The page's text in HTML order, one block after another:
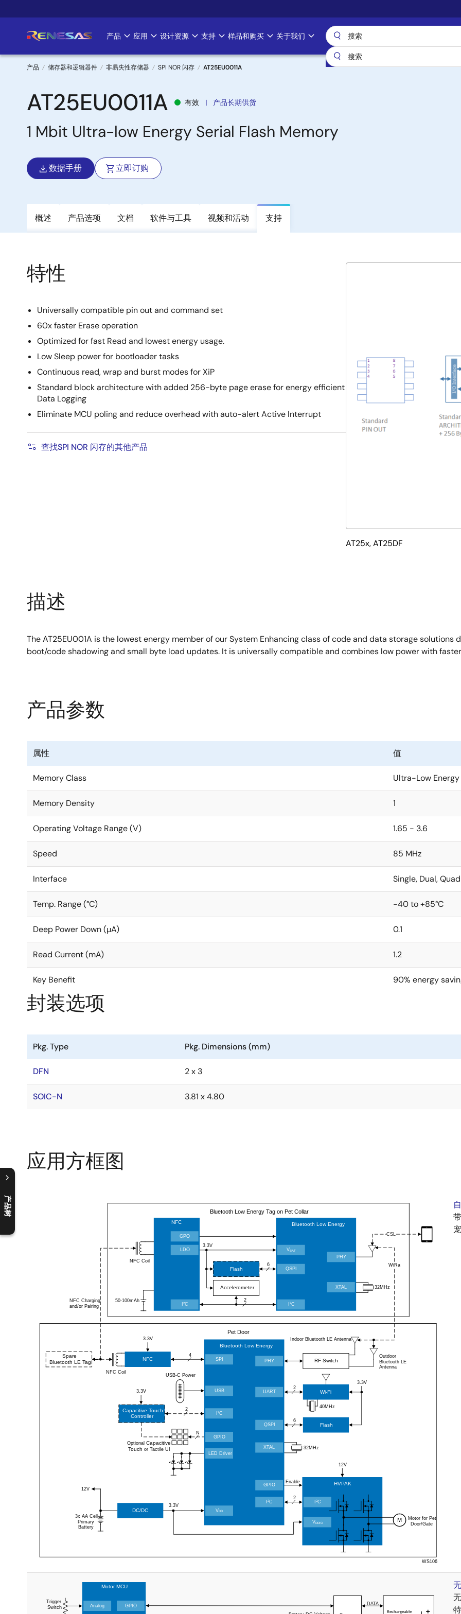
转
要
Main
navigation
产品 应用 设计资源 支持 样品和购买 关于我们
面
包
屑
产品 储存器和逻辑器件 非易失性存储器 SPI NOR 闪存 AT25EU0011A
AT25EU0011A 有效 产品长期供货
1 Mbit Ultra-low Energy Serial Flash Memory
数据手册 立即订购
概述 产品选项 文档 软件与工具 视频和活动 支持
产品树
C
l
o
s
e
p
r
o
d
u
c
t
t
r
e
e
m
e
n
O
p
e
n
p
r
o
d
u
c
t
t
r
e
e
m
e
n
特性
Universally compatible pin out and command set
60x faster Erase operation
Optimized for fast Read and lowest energy usage.
Low Sleep power for bootloader tasks
Continuous read, wrap and burst modes for XiP
Standard block architecture with added 256-byte page erase for energy efficient
Data Logging
Eliminate MCU poling and reduce overhead with auto-alert Active Interrupt
查找SPI NOR 闪存的其他产品
AT25x, AT25DF
描述
The AT25EU001A is the lowest energy member of our System Enhancing class of code and data storage
boot/code shadowing and small byte load updates. It is universally compatible and combines low power with
产品参数
属性 值
Memory Class Ultra-Low Energy
Memory Density 1
Operating Voltage Range (V) 1.65 - 3.6
Speed 85 MHz
Interface Single, Dual,
Temp. Range (°C) -40 to +85°C
Deep Power Down (µA) 0.1
Read Current (mA) 1.2
Key Benefit 90% energy
封装选项
Pkg. Type Pkg. Dimensions (mm)
DFN 2 x 3
SOIC-N 3.81 x 4.80
应用方框图